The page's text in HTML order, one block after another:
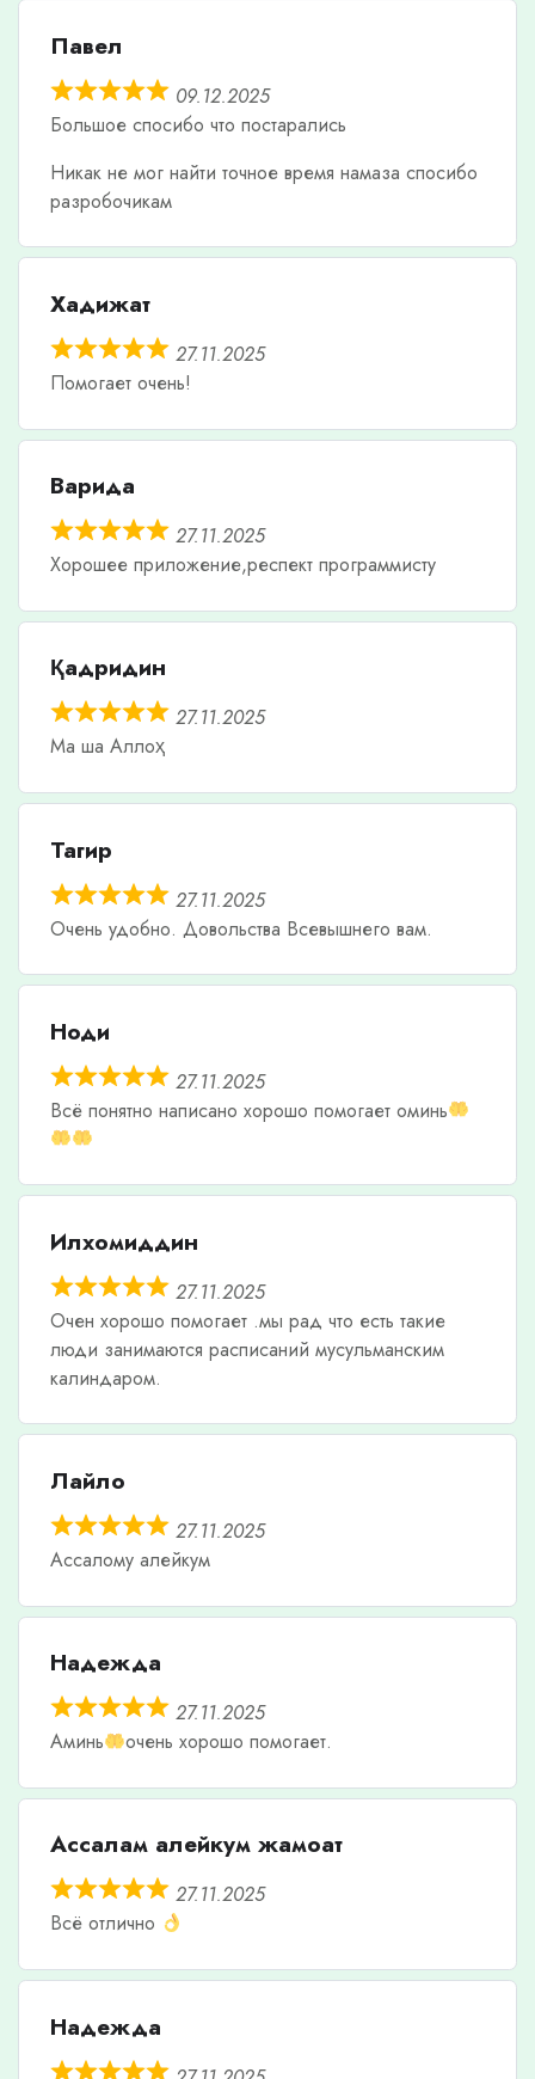
Павел
09.12.2025
Большое спосибо что постарались
Никак не мог найти точное время намаза спосибо
разробочикам
Хадижат
27.11.2025
Помогает очень!
Варида
27.11.2025
Хорошее приложение,респект программисту
Қадридин
27.11.2025
Ма ша Аллоҳ
Тагир
27.11.2025
Очень удобно. Довольства Всевышнего вам.
Ноди
27.11.2025
Всë понятно написано хорошо помогает оминь
Илхомиддин
27.11.2025
Очен хорошо помогает .мы рад что есть такие
люди занимаются расписаний мусульманским
калиндаром.
Лайло
27.11.2025
Ассалому алейкум
Надежда
27.11.2025
Аминь
очень хорошо помогает.
Ассалам алейкум жамоат
27.11.2025
Всё отлично
Надежда